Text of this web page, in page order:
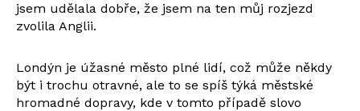
jsem udělala dobře, že jsem na ten můj rozjezd
zvolila Anglii.
Londýn je úžasné město plné lidí, což může někdy
být i trochu otravné, ale to se spíš týká městské
hromadné dopravy, kde v tomto případě slovo